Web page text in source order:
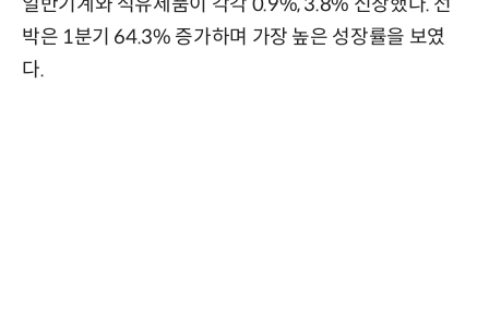
박은 1분기 64.3% 증가하며 가장 높은 성장률을 보였
다.